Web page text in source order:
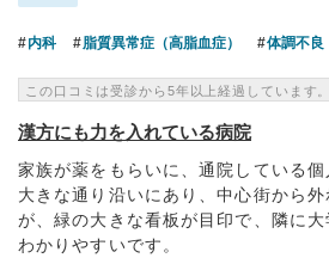
内科 脂質異常症（高脂血症） 体調不良
この口コミは受診から5年以上経過しています。
漢方にも力を入れている病院
家族が薬をもらいに、通院している個
大きな通り沿いにあり、中心街から
が、緑の大きな看板が目印で、隣に
わかりやすいです。